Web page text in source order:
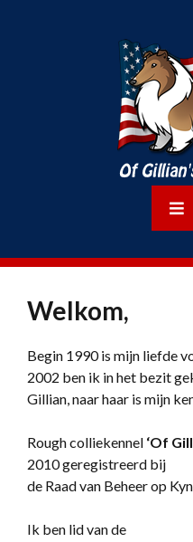
Welkom,
Begin 1990 is mijn liefde
2002 ben ik in het bezit
Gillian, naar haar is mijn
Rough colliekennel ‘Of
2010 geregistreerd bij
de Raad van Beheer op
Ik ben lid van de